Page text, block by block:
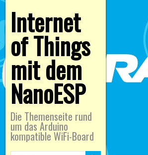
Internet
of Things
mit dem
NanoESP
Die Themenseite rund
um das Arduino
kompatible WiFi-Board